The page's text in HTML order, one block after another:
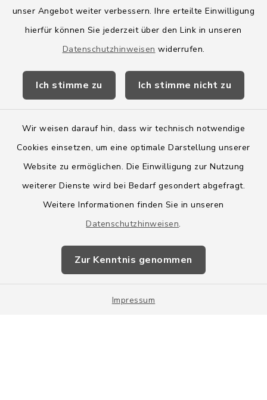
unser Angebot weiter verbessern. Ihre erteilte Einwilligung
hierfür können Sie jederzeit über den Link in unseren
Datenschutzhinweisen widerrufen.
Ich stimme zu Ich stimme nicht zu
Wir weisen darauf hin, dass wir technisch notwendige
Cookies einsetzen, um eine optimale Darstellung unserer
Website zu ermöglichen. Die Einwilligung zur Nutzung
weiterer Dienste wird bei Bedarf gesondert abgefragt.
Weitere Informationen finden Sie in unseren
Datenschutzhinweisen.
Zur Kenntnis genommen
Impressum
Amt Boostedt-Rickling
Amtsbroschüre
Wege-Zweckverband
Barrierefreiheit
Impressum
Sitemap